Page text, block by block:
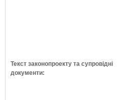
Текст законопроекту та супровідні
документи: